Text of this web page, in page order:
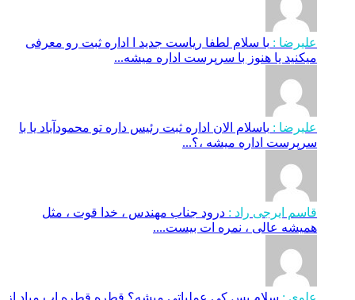
علیرضا : با سلام لطفا ریاست جدید ا اداره ثبت‌ رو معرفی
میکنید یا هنوز با سرپرست اداره‌ میشه...
علیرضا : باسلام الان اداره ثبت رئیس داره تو محمودآباد یا با
سرپرست اداره میشه ،؟...
قاسم ایرجی راد : درود جناب مهندس ، خدا قوت ، مثل
همیشه عالی ، نمره ات بیست....
علوی : سلام پس کی عملیاتی میشه؟ قطره قطره اب میاد از